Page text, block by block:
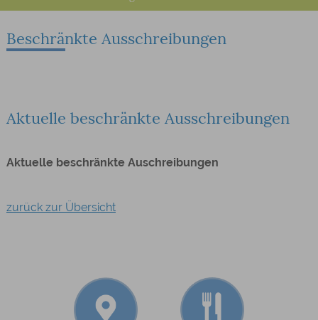
Beschränkte Ausschreibungen
Aktuelle beschränkte Ausschreibungen
Aktuelle beschränkte Auschreibungen
zurück zur Übersicht